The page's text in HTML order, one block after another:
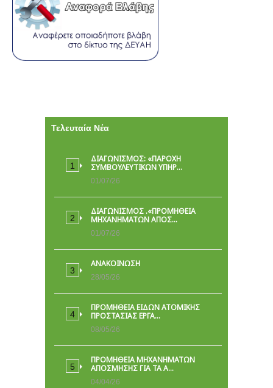
Τελευταία Νέα
ΔΙΑΓΩΝΙΣΜΟΣ: «ΠΑΡΟΧΉ
ΣΥΜΒΟΥΛΕΥΤΙΚΏΝ ΥΠΗΡ…
01/07/26
ΔΙΑΓΩΝΙΣΜΟΣ .«ΠΡΟΜΗΘΕΙΑ
ΜΗΧΑΝΗΜΑΤΩΝ ΑΠΟΣ…
01/07/26
ΑΝΑΚΟΙΝΩΣΗ
28/05/26
ΠΡΟΜΉΘΕΙΑ ΕΙΔΏΝ ΑΤΟΜΙΚΉΣ
ΠΡΟΣΤΑΣΊΑΣ ΕΡΓΑ…
08/05/26
ΠΡΟΜΗΘΕΙΑ ΜΗΧΑΝΗΜΑΤΩΝ
ΑΠΟΣΜΗΣΗΣ ΓΙΑ ΤΑ Α…
04/04/26